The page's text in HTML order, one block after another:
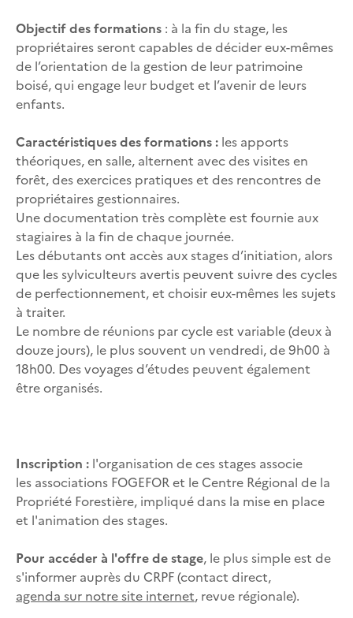
Objectif des formations : à la fin du stage, les
propriétaires seront capables de décider eux-mêmes
de l’orientation de la gestion de leur patrimoine
boisé, qui engage leur budget et l’avenir de leurs
enfants.
Caractéristiques des formations : les apports
théoriques, en salle, alternent avec des visites en
forêt, des exercices pratiques et des rencontres de
propriétaires gestionnaires.
Une documentation très complète est fournie aux
stagiaires à la fin de chaque journée.
Les débutants ont accès aux stages d’initiation, alors
que les sylviculteurs avertis peuvent suivre des cycles
de perfectionnement, et choisir eux-mêmes les sujets
à traiter.
Le nombre de réunions par cycle est variable (deux à
douze jours), le plus souvent un vendredi, de 9h00 à
18h00. Des voyages d’études peuvent également
être organisés.
Inscription : l'organisation de ces stages associe
les associations FOGEFOR et le Centre Régional de la
Propriété Forestière, impliqué dans la mise en place
et l'animation des stages.
Pour accéder à l'offre de stage, le plus simple est de
s'informer auprès du CRPF (contact direct,
agenda sur notre site internet, revue régionale).